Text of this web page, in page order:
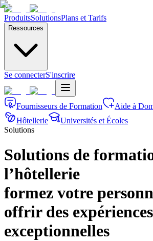
ProduitsSolutionsPlans et Tarifs
Ressources
Se connecterS'inscrire
Fournisseurs de Formation Aide à
Hôtellerie
Universités et Écoles
Solutions
Solutions de
l’hôtellerie
formez votre
offrir des
exceptionnelles